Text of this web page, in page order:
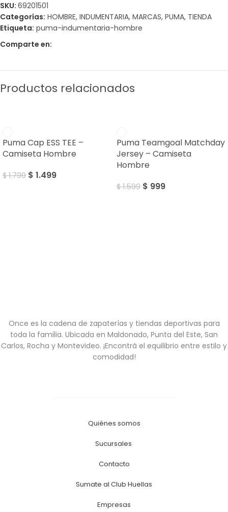
SKU: 69201501
Categorías: HOMBRE, INDUMENTARIA, MARCAS, PUMA, TIENDA
Etiqueta: puma-indumentaria-hombre
Comparte en:
Productos relacionados
Puma Cap ESS TEE –
Camiseta Hombre
$1.799 $ 1.499
Puma Teamgoal Matchday
Jersey – Camiseta
Hombre
$1.599 $ 999
Once es la cadena de zapaterías y tiendas deportivas para
toda la familia. Ubicada en Maldonado, Punta del Este, San
Carlos, Rocha y Montevideo. ¡Encontrá el equilibrio entre estilo y
comodidad!
Quiénes somos
Sucursales
Contacto
Sumate al Club Huellas
Empresas